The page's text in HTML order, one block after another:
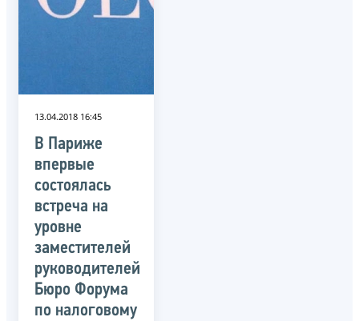
13.04.2018 16:45
В Париже
впервые
состоялась
встреча на
уровне
заместителей
руководителей
Бюро Форума
по налоговому